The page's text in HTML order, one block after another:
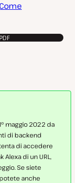
maggio 2022 da
di backend
di accedere
Alexa di un URL,
Se siete
anche